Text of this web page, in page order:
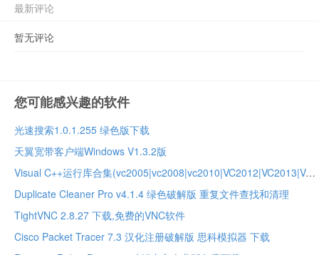
最新评论
暂无评论
您可能感兴趣的软件
光速搜索1.0.1.255 绿色版下载
天翼宽带客户端Windows V1.3.2版
Visual C++运行库合集(vc2005|vc2008|vc2010|VC2012|VC2013|VC2017运行库)
Duplicate Cleaner Pro v4.1.4 绿色破解版 重复文件查找和清理
TightVNC 2.8.27 下载,免费的VNC软件
Cisco Packet Tracer 7.3 汉化注册破解版 思科模拟器 下载